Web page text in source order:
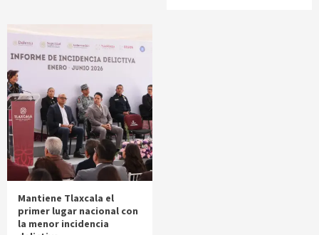
Mantiene Tlaxcala el
primer lugar nacional con
la menor incidencia